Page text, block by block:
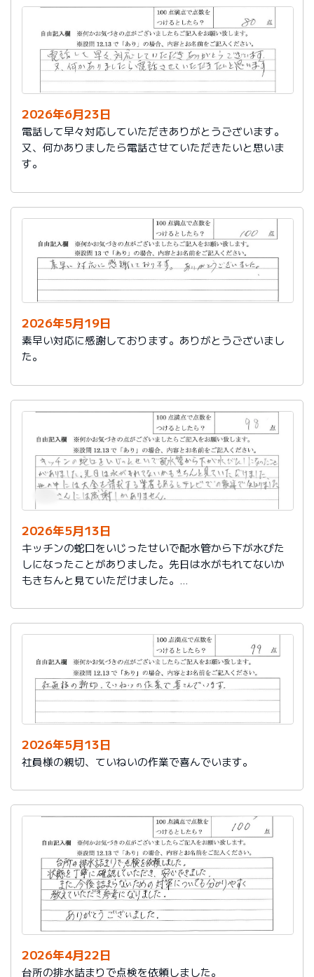
2026年6月23日
電話して早々対応していただきありがとうございます。
又、何かありましたら電話させていただきたいと思いま
す。
2026年5月19日
素早い対応に感謝しております。ありがとうございまし
た。
2026年5月13日
キッチンの蛇口をいじったせいで配水管から下が水びた
しになったことがありました。先日は水がもれてないか
もきちんと見ていただけました。
で知りました。
社員さんには感謝しかありません。
2026年5月13日
社員様の親切、ていねいの作業で喜んでいます。
2026年4月22日
台所の排水詰まりで点検を依頼しました。